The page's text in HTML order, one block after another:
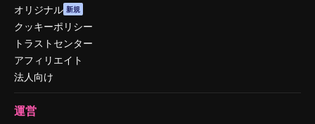
オリジナル 新規
クッキーポリシー
トラストセンター
アフィリエイト
法人向け
運営